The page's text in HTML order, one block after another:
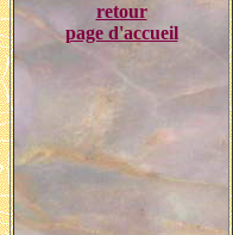
retour
page d'accueil